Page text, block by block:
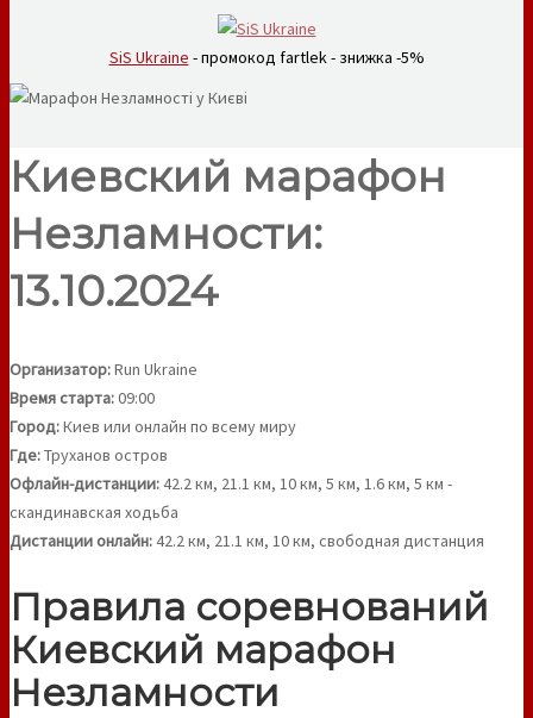
SiS Ukraine - промокод fartlek - знижка -5%
Киевский марафон
Незламности:
13.10.2024
Организатор:Run Ukraine
Время старта:09:00
Город:Киев или онлайн по всему миру
Где:Труханов остров
Офлайн-дистанции:42.2 км, 21.1 км, 10 км, 5 км, 1.6 км, 5 км -
скандинавская ходьба
Дистанции онлайн:42.2 км, 21.1 км, 10 км, свободная дистанция
Правила соревнований
Киевский марафон
Незламности